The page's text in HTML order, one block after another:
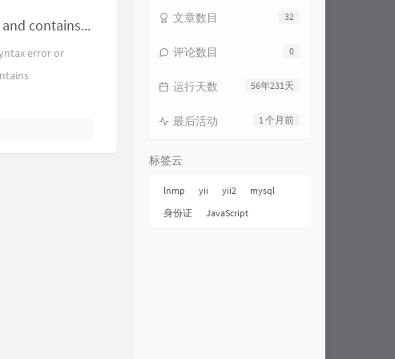
mysql遇见Expression #1 of SELECT list is not in GROUP BY clause and contains nonaggre的问题解决方法
error or
32
文章数目
0
评论数目
56年231天
运行天数
1 个月前
最后活动
标签云
lnmp yii yii2
mysql
身份证
JavaScript